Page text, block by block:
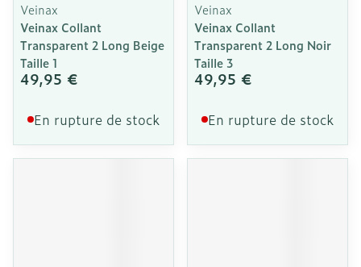
Veinax
Veinax Collant
Transparent 2 Long Beige
Taille 1
49,95 €
En rupture de stock
Veinax
Veinax Collant
Transparent 2 Long Noir
Taille 3
49,95 €
En rupture de stock